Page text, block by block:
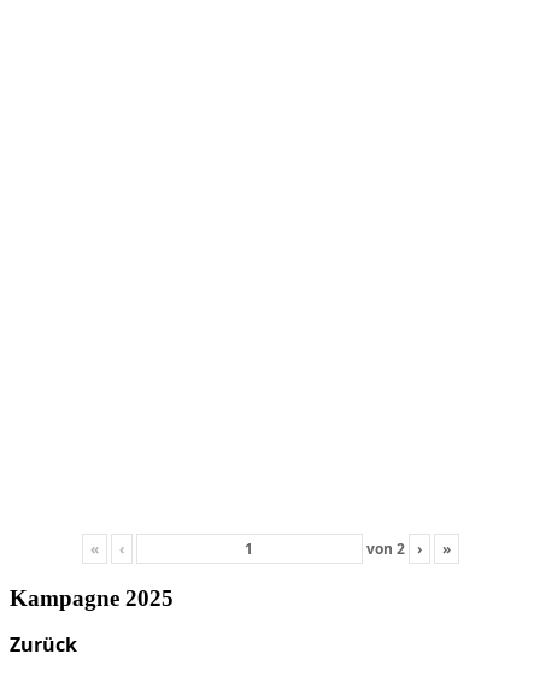
« ‹ von 2 › »
Kampagne 2025
Zurück